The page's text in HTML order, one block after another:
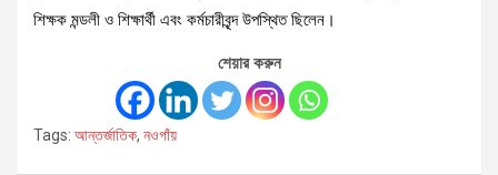
শিক্ষক মন্ডলী ও শিক্ষার্থী এবং কর্মচারীবৃন্দ উপস্থিত ছিলেন।
শেয়ার করুন
Tags: আন্তর্জাতিক, নওগাঁয়